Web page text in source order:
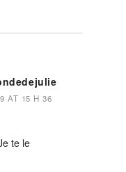
AT 15 H 36
te le